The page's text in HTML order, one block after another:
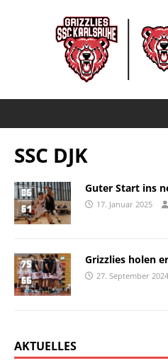
SSC DJK
Guter Start ins
17. Januar 2025
Grizzlies holen
27. September 2024
AKTUELLES